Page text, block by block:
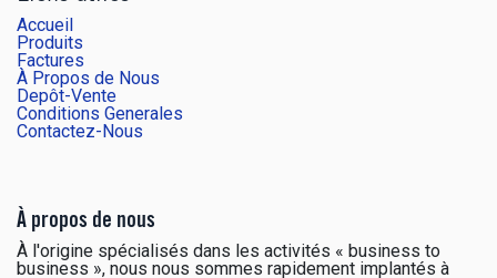
Accueil
Produits
Factures
À Propos de Nous
Depôt-Vente
Conditions Generales
Contactez-Nous
À propos de nous
À l'origine spécialisés dans les activités « business to
business », nous nous sommes rapidement implantés à